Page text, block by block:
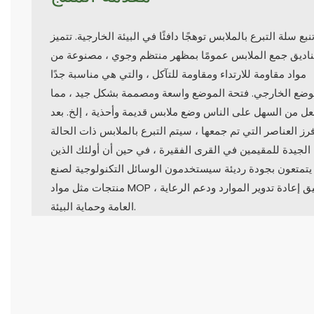
تنبع سلة التبرع بالملابس توهجًا دافئًا في البيئة الخارجية. تتميز
جمع الملابس عمومًا بمظهر منتظم وجوي ، مصنوعة من
مواد مقاومة للارتداء ومقاومة للتآكل ، والتي هي مناسبة جدًا
الخارجي. فتحة الموضع واسعة ومصممة بشكل جيد ، مما
من السهل على الناس وضع ملابس قديمة وأحذية ، إلخ. بعد
العناصر التي تم جمعها ، سيتم التبرع بالملابس ذات الحالة
الجيدة للمقيمين في القرى الفقيرة ، في حين أن أولئك الذين
يتمتعون بجودة رديئة سيستخدمون الوسائل التكنولوجية لصنع
منتجات مثل مواد MOP ، وتحقيق إعادة تدوير الموارد ودعم الرعاية
العامة وحماية البيئة.